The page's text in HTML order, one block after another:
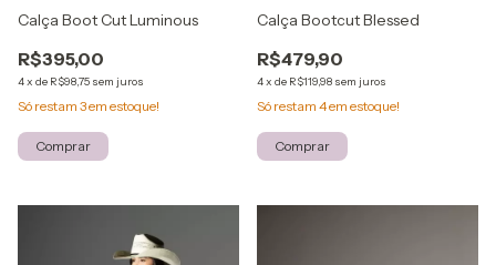
Calça Boot Cut Luminous
R$395,00
4x de R$98,75 sem juros
Só restam 3em estoque!
Comprar
Calça Bootcut Blessed
R$479,90
4x de R$119,98 sem juros
Só restam 4em estoque!
Comprar